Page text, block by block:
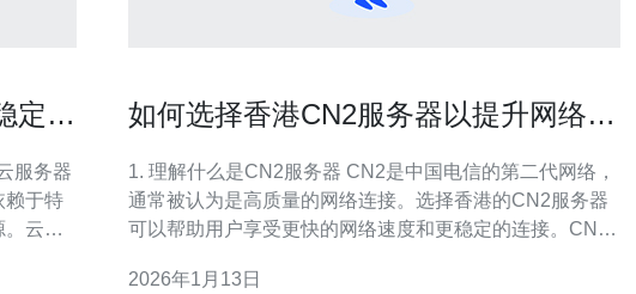
定的
赖于特
云服
如何选择香港CN2服务器以提升网络速
1. 理解什么是CN2服务器 CN2是中国电信的第二代网络，
通常被认为是高质量的网络连接。选择香港的CN2服务器
可以帮助用户享受更快的网络速度和更稳定的连接。CN2
数据传输的用户尤为重要。 2. 确定需求 在选择香港CN2服
2026年1月13日